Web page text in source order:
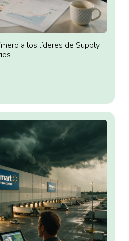
a los líderes de Supply